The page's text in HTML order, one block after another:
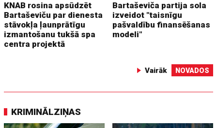
KNAB rosina apsūdzēt
Bartaševiču par dienesta
stāvokļa ļaunprātīgu
izmantošanu tukšā spa
centra projektā
Bartaševiča partija sola
izveidot "taisnīgu
pašvaldību finansēšanas
modeli"
Vairāk NOVADOS
KRIMINĀLZIŅAS